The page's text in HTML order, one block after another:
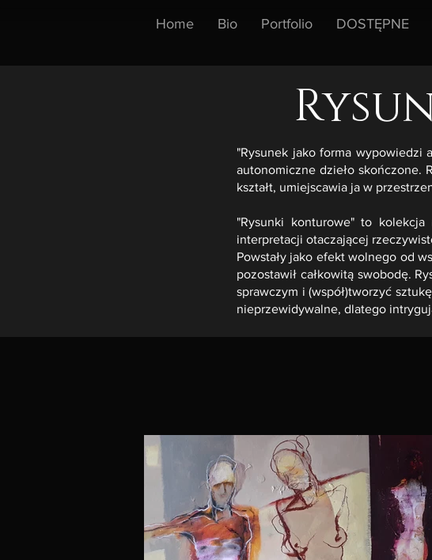
Home Bio Portfolio DOSTĘPNE
"Rysunek jako forma wypowiedzi
autonomiczne dzieło skończone.
kształt, umiejscawia ja w
"Rysunki konturowe" to
interpretacji otaczającej
Powstały jako efekt wolnego od
pozostawił całkowitą swobodę.
sprawczym i (współ)tworzyć
nieprzewidywalne, dlatego